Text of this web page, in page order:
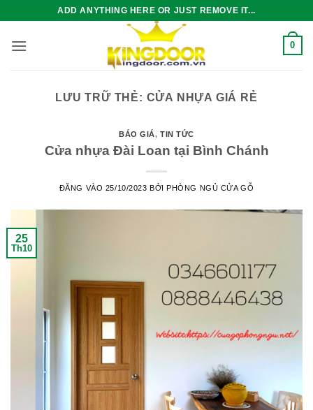
nội
ADD ANYTHING HERE OR JUST REMOVE IT...
0
LƯU TRỮ THẺ: CỬA NHỰA GIÁ RẺ
BÁO GIÁ,TIN TỨC
Cửa nhựa Đài Loan tại Bình Chánh
ĐĂNG VÀO 25/10/2023 BỞIPHÒNG NGỦ CỬA GỖ
25
Th10